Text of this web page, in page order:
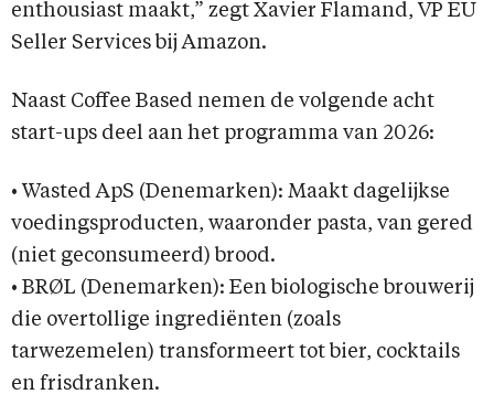
enthousiast maakt,” zegt Xavier Flamand, VP EU
Seller Services bij Amazon.
Naast Coffee Based nemen de volgende acht
start-ups deel aan het programma van 2026:
• Wasted ApS (Denemarken): Maakt dagelijkse
voedingsproducten, waaronder pasta, van gered
(niet geconsumeerd) brood.
• BRØL (Denemarken): Een biologische brouwerij
die overtollige ingrediënten (zoals
tarwezemelen) transformeert tot bier, cocktails
en frisdranken.